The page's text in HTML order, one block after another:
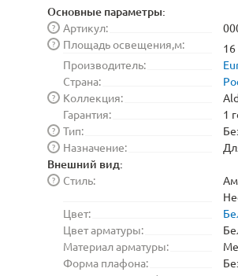
Основные параметры:
Артикул:
?
Площадь освещения,м:
?
Производитель:
Страна:
Коллекция:
?
Гарантия:
1
Тип:
?
Назначение:
?
Внешний вид:
Стиль:
?
Цвет:
Цвет арматуры:
Материал арматуры:
Форма плафона: